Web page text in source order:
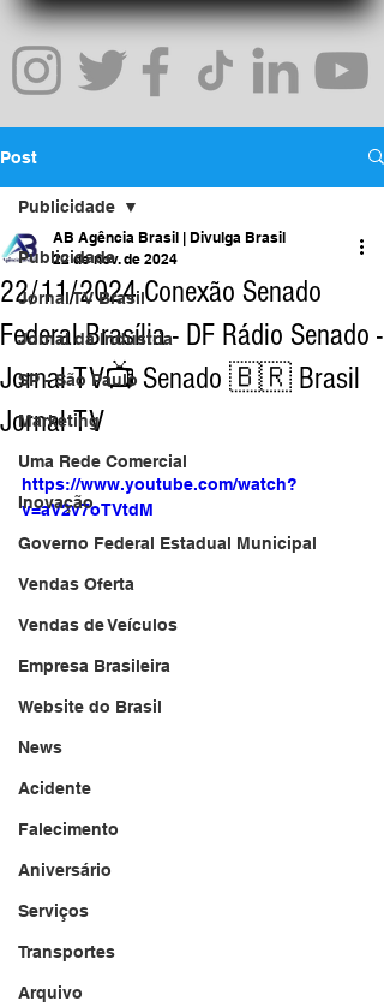
Post
Publicidade
Jornal TV Brasil
Jornal da Indústria
SP - São Paulo
Marketing
Uma Rede Comercial
Inovação
Governo Federal Estadual Municipal
Vendas Oferta
Vendas de Veículos
Empresa Brasileira
Website do Brasil
News
Acidente
Falecimento
Aniversário
Serviços
Transportes
Arquivo
Publicidade
22/11/2024 Conexão Senado
Federal Brasília - DF Rádio Senado -
Jornal TV📺 Senado 🇧🇷 Brasil
Jornal TV
AB Agência Brasil | Divulga Brasil
22 de nov. de 2024
https://www.youtube.com/watch?
v=aV2v7oTVtdM